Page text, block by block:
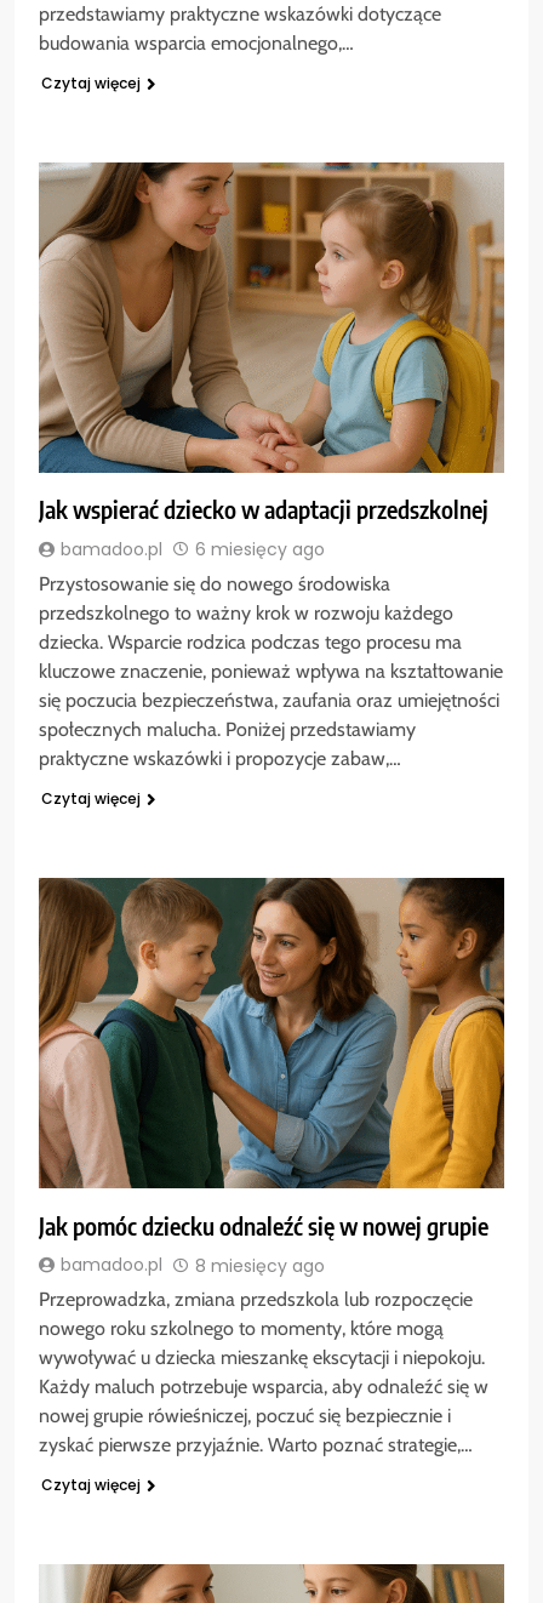
przedstawiamy praktyczne wskazówki dotyczące
budowania wsparcia emocjonalnego,…
Czytaj więcej
Jak wspierać dziecko w adaptacji przedszkolnej
bamadoo.pl 6 miesięcy ago
Przystosowanie się do nowego środowiska
przedszkolnego to ważny krok w rozwoju każdego
dziecka. Wsparcie rodzica podczas tego procesu ma
kluczowe znaczenie, ponieważ wpływa na kształtowanie
się poczucia bezpieczeństwa, zaufania oraz umiejętności
społecznych malucha. Poniżej przedstawiamy
praktyczne wskazówki i propozycje zabaw,…
Czytaj więcej
Jak pomóc dziecku odnaleźć się w nowej grupie
bamadoo.pl 8 miesięcy ago
Przeprowadzka, zmiana przedszkola lub rozpoczęcie
nowego roku szkolnego to momenty, które mogą
wywoływać u dziecka mieszankę ekscytacji i niepokoju.
Każdy maluch potrzebuje wsparcia, aby odnaleźć się w
nowej grupie rówieśniczej, poczuć się bezpiecznie i
zyskać pierwsze przyjaźnie. Warto poznać strategie,…
Czytaj więcej